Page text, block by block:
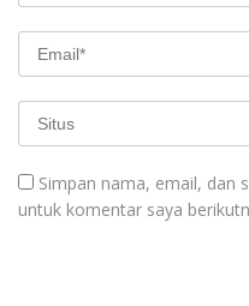
Simpan nama, email, dan
untuk komentar saya